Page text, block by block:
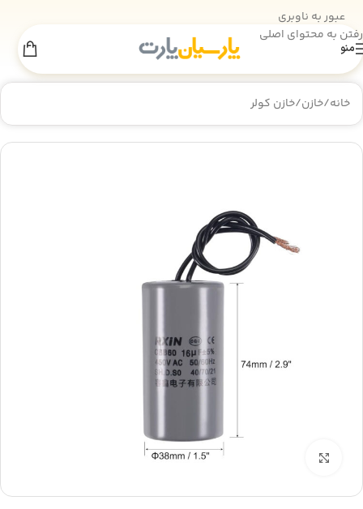
عبور به ناوبری
رفتن به محتوای اصلی
اطلاعیه انبارگردانی
به‌دلیل انجام عملیات انبارگردانی، فروش سایت
تا 18 مرداد
موقتاً غیرفعال است. از همراهی شما سپاسگزاریم.
×
منو
خانه/خازن/خازن کولر